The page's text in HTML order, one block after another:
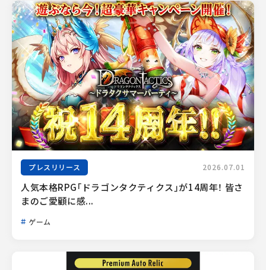
プレスリリース 2026.07.01
人気本格RPG「ドラゴンタクティクス」が14周年！ 皆さ
まのご愛顧に感...
ゲーム